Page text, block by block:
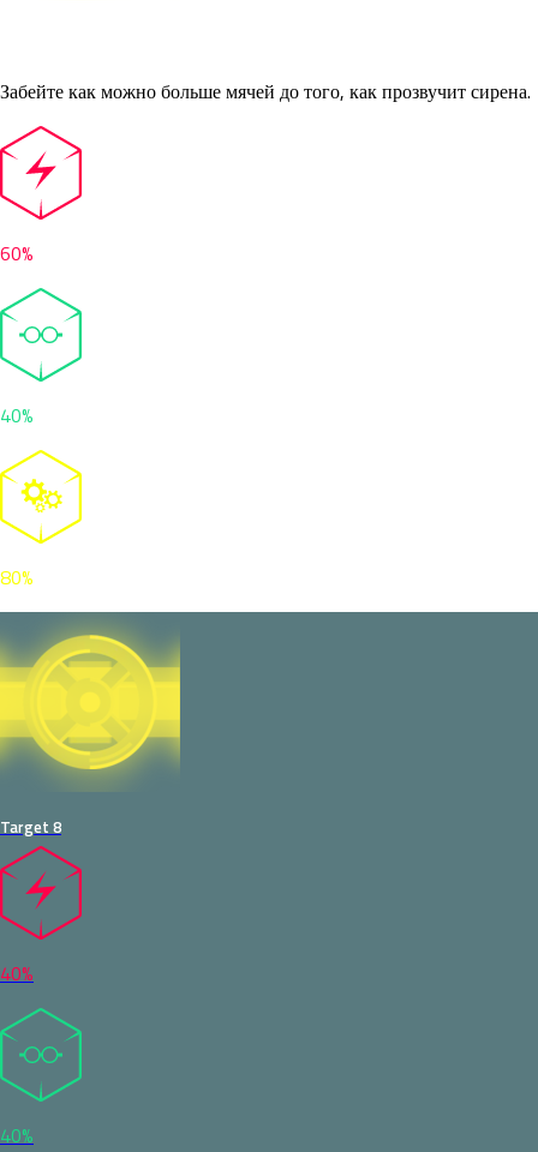
Забейте как можно больше мячей до того, как прозвучит сирена.
60%
40%
80%
Target 8
40%
40%